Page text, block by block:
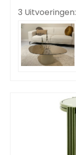
3 Uitvoeringen: